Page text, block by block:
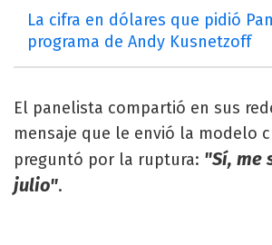
La cifra en dólares que pidió
programa de Andy Kusnetzoff
El panelista compartió en sus
mensaje que le envió la modelo
preguntó por la ruptura: "Sí, me
julio".